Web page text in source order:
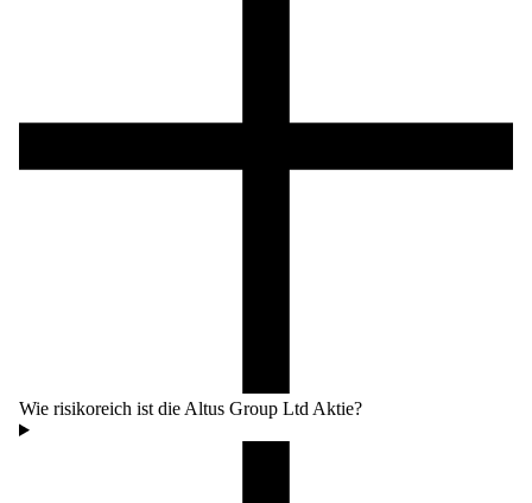
Wie risikoreich ist die Altus Group Ltd Aktie?